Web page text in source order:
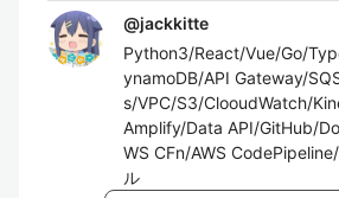
@jackkitte
Python3/React/Vue/Go/
ynamoDB/API Gateway/
s/VPC/S3/ClooudWatch/
Amplify/Data API/GitHub/
WS CFn/AWS
ル